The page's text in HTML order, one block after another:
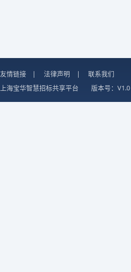
友情链接 | 法律声明 |
联系我们
上海宝华智慧招标共享平台
版本号：V1.0